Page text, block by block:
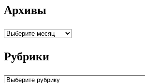
Архивы
Архивы
Рубрики
Рубрики